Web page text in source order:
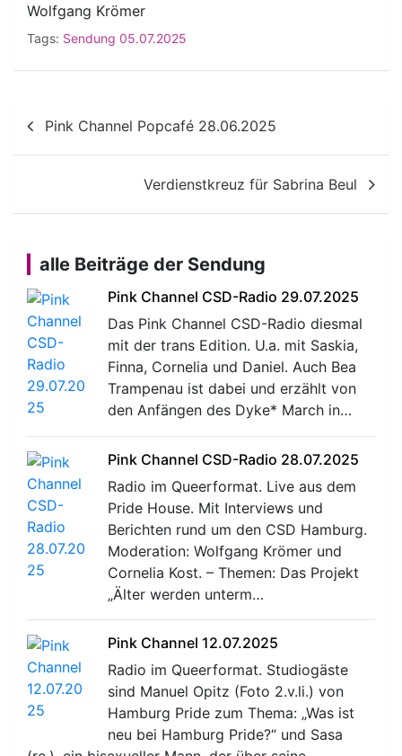
Wolfgang Krömer
Tags: Sendung 05.07.2025
Beitragsnavigation
Pink Channel Popcafé 28.06.2025
Verdienstkreuz für Sabrina Beul
alle Beiträge der Sendung
Pink Channel CSD-Radio 29.07.2025
Das Pink Channel CSD-Radio diesmal
mit der trans Edition. U.a. mit Saskia,
Finna, Cornelia und Daniel. Auch Bea
Trampenau ist dabei und erzählt von
den Anfängen des Dyke* March in…
Pink Channel CSD-Radio 28.07.2025
Radio im Queerformat. Live aus dem
Pride House. Mit Interviews und
Berichten rund um den CSD Hamburg.
Moderation: Wolfgang Krömer und
Cornelia Kost. – Themen: Das Projekt
„Älter werden unterm…
Pink Channel 12.07.2025
Radio im Queerformat. Studiogäste
sind Manuel Opitz (Foto 2.v.li.) von
Hamburg Pride zum Thema: „Was ist
neu bei Hamburg Pride?“ und Sasa